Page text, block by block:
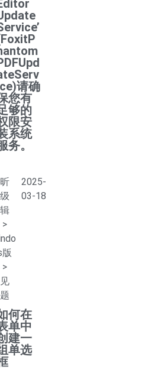
请确
您有
够的
限安
系统
务。
>
>
2025-
03-18
何在
单中
建一
单选